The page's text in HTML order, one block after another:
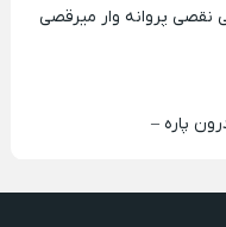
پروانه وار میرقصی
پاره –